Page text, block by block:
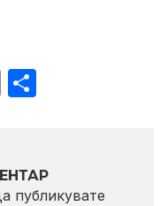
Email
публикувате